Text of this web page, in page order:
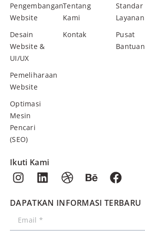
Pengembangan
Website
Desain
Website &
UI/UX
Pemeliharaan
Website
Optimasi
Mesin
Pencari
(SEO)
Tentang
Kami
Kontak
Standar
Layanan
Pusat
Bantuan
Ikuti Kami
DAPATKAN INFORMASI TERBARU